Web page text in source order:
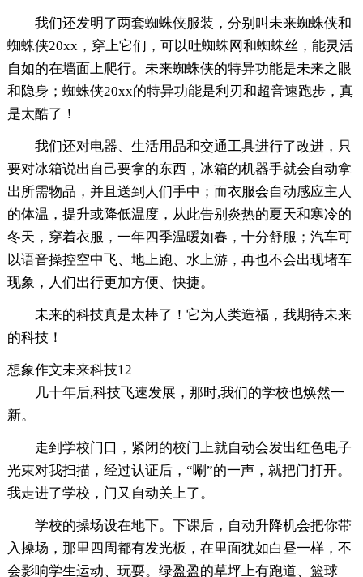
我们还发明了两套蜘蛛侠服装，分别叫未来蜘蛛侠和
蜘蛛侠20xx，穿上它们，可以吐蜘蛛网和蜘蛛丝，能灵活
自如的在墙面上爬行。未来蜘蛛侠的特异功能是未来之眼
和隐身；蜘蛛侠20xx的特异功能是利刃和超音速跑步，真
是太酷了！
我们还对电器、生活用品和交通工具进行了改进，只
要对冰箱说出自己要拿的东西，冰箱的机器手就会自动拿
出所需物品，并且送到人们手中；而衣服会自动感应主人
的体温，提升或降低温度，从此告别炎热的夏天和寒冷的
冬天，穿着衣服，一年四季温暖如春，十分舒服；汽车可
以语音操控空中飞、地上跑、水上游，再也不会出现堵车
现象，人们出行更加方便、快捷。
未来的科技真是太棒了！它为人类造福，我期待未来
的科技！
想象作文未来科技12
几十年后,科技飞速发展，那时,我们的学校也焕然一
新。
走到学校门口，紧闭的校门上就自动会发出红色电子
光束对我扫描，经过认证后，“唰”的一声，就把门打开。
我走进了学校，门又自动关上了。
学校的操场设在地下。下课后，自动升降机会把你带
入操场，那里四周都有发光板，在里面犹如白昼一样，不
会影响学生运动、玩耍。绿盈盈的草坪上有跑道、篮球